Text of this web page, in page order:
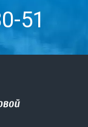
51